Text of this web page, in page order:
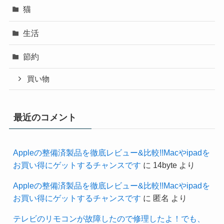
猫
生活
節約
買い物
最近のコメント
Appleの整備済製品を徹底レビュー&比較!!Macやipadを
お買い得にゲットするチャンスです に 14byteより
Appleの整備済製品を徹底レビュー&比較!!Macやipadを
お買い得にゲットするチャンスです に 匿名 より
テレビのリモコンが故障したので修理したよ！でも、